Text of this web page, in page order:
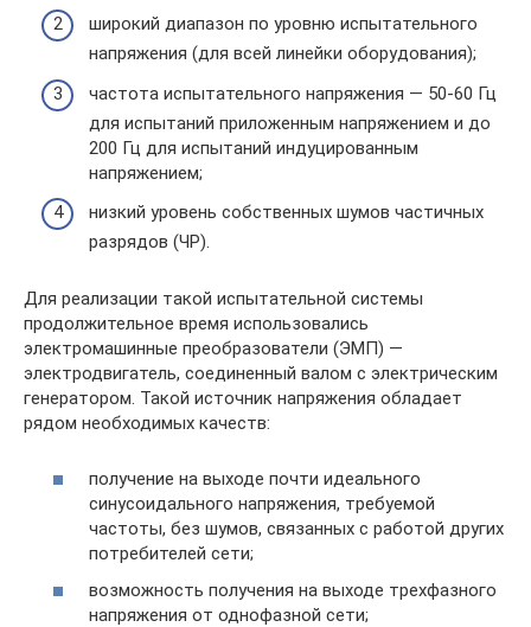
широкий диапазон по уровню испытательного
напряжения (для всей линейки оборудования);
частота испытательного напряжения — 50-60 Гц
для испытаний приложенным напряжением и до
200 Гц для испытаний индуцированным
напряжением;
низкий уровень собственных шумов частичных
разрядов (ЧР).
Для реализации такой испытательной системы
продолжительное время использовались
электромашинные преобразователи (ЭМП) —
электродвигатель, соединенный валом с электрическим
генератором. Такой источник напряжения обладает
рядом необходимых качеств:
получение на выходе почти идеального
синусоидального напряжения, требуемой
частоты, без шумов, связанных с работой других
потребителей сети;
возможность получения на выходе трехфазного
напряжения от однофазной сети;